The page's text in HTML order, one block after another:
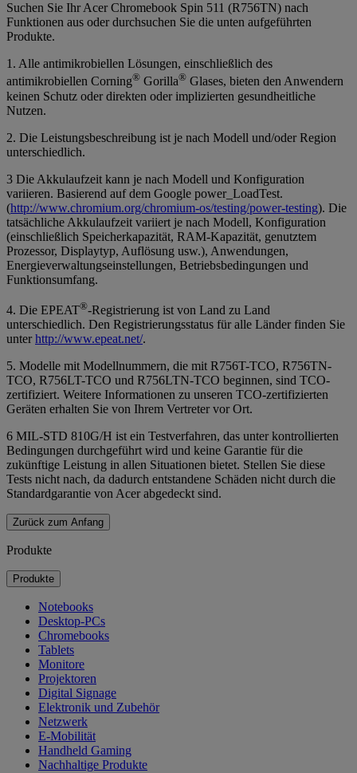
Suchen Sie Ihr Acer Chromebook Spin 511 (R756TN) nach
Funktionen aus oder durchsuchen Sie die unten aufgeführten
Produkte.
1. Alle antimikrobiellen Lösungen, einschließlich des
antimikrobiellen Corning® Gorilla® Glases, bieten den Anwendern
keinen Schutz oder direkten oder implizierten gesundheitliche
Nutzen.
2. Die Leistungsbeschreibung ist je nach Modell und/oder Region
unterschiedlich.
3 Die Akkulaufzeit kann je nach Modell und Konfiguration
variieren. Basierend auf dem Google power_LoadTest.
(http://www.chromium.org/chromium-os/testing/power-testing). Die
tatsächliche Akkulaufzeit variiert je nach Modell, Konfiguration
(einschließlich Speicherkapazität, RAM-Kapazität, genutztem
Prozessor, Displaytyp, Auflösung usw.), Anwendungen,
Energieverwaltungseinstellungen, Betriebsbedingungen und
Funktionsumfang.
4. Die EPEAT®-Registrierung ist von Land zu Land
unterschiedlich. Den Registrierungsstatus für alle Länder finden Sie
unterhttp://www.epeat.net/.
5. Modelle mit Modellnummern, die mit R756T-TCO, R756TN-
TCO, R756LT-TCO und R756LTN-TCO beginnen, sind TCO-
zertifiziert. Weitere Informationen zu unseren TCO-zertifizierten
Geräten erhalten Sie von Ihrem Vertreter vor Ort.
6 MIL-STD 810G/H ist ein Testverfahren, das unter kontrollierten
Bedingungen durchgeführt wird und keine Garantie für die
zukünftige Leistung in allen Situationen bietet. Stellen Sie diese
Tests nicht nach, da dadurch entstandene Schäden nicht durch die
Standardgarantie von Acer abgedeckt sind.
Zurück zum Anfang
Produkte
Produkte
Notebooks
Desktop-PCs
Chromebooks
Tablets
Monitore
Projektoren
Digital Signage
Elektronik und Zubehör
Netzwerk
E-Mobilität
Handheld Gaming
Nachhaltige Produkte